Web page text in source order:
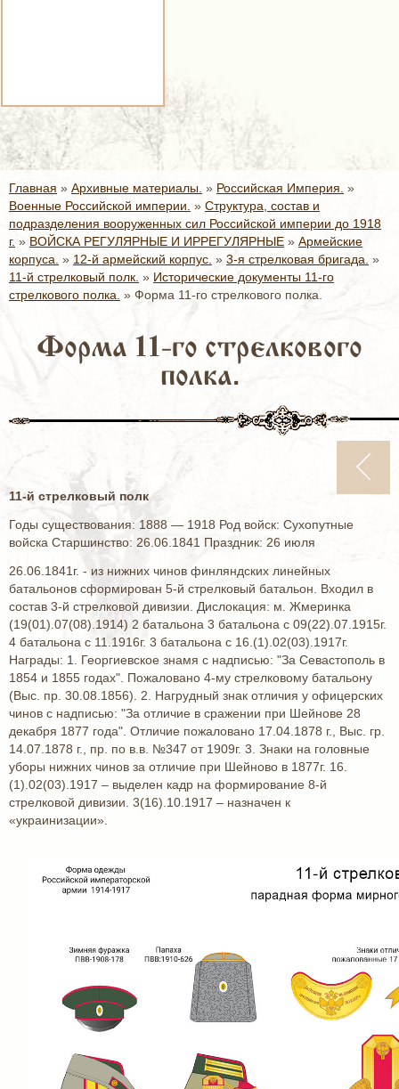
Главная » Архивные материалы. » Российская Империя. »
Военные Российской империи. » Структура, состав и
подразделения вооруженных сил Российской империи до 1918
г. » ВОЙСКА РЕГУЛЯРНЫЕ И ИРРЕГУЛЯРНЫЕ » Армейские
корпуса. » 12-й армейский корпус. » 3-я стрелковая бригада. »
11-й стрелковый полк. » Исторические документы 11-го
стрелкового полка. » Форма 11-го стрелкового полка.
Форма 11-го стрелкового
полка.
11-й стрелковый полк
Годы существования: 1888 — 1918 Род войск: Сухопутные
войска Старшинство: 26.06.1841 Праздник: 26 июля
26.06.1841г. - из нижних чинов финляндских линейных
батальонов сформирован 5-й стрелковый батальон. Входил в
состав 3-й стрелковой дивизии. Дислокация: м. Жмеринка
(19(01).07(08).1914) 2 батальона 3 батальона с 09(22).07.1915г.
4 батальона с 11.1916г. 3 батальона с 16.(1).02(03).1917г.
Награды: 1. Георгиевское знамя с надписью: "За Севастополь в
1854 и 1855 годах". Пожаловано 4-му стрелковому батальону
(Выс. пр. 30.08.1856). 2. Нагрудный знак отличия у офицерских
чинов с надписью: "За отличие в сражении при Шейнове 28
декабря 1877 года". Отличие пожаловано 17.04.1878 г., Выс. гр.
14.07.1878 г., пр. по в.в. №347 от 1909г. 3. Знаки на головные
уборы нижних чинов за отличие при Шейново в 1877г. 16.
(1).02(03).1917 – выделен кадр на формирование 8-й
стрелковой дивизии. 3(16).10.1917 – назначен к
«украинизации».